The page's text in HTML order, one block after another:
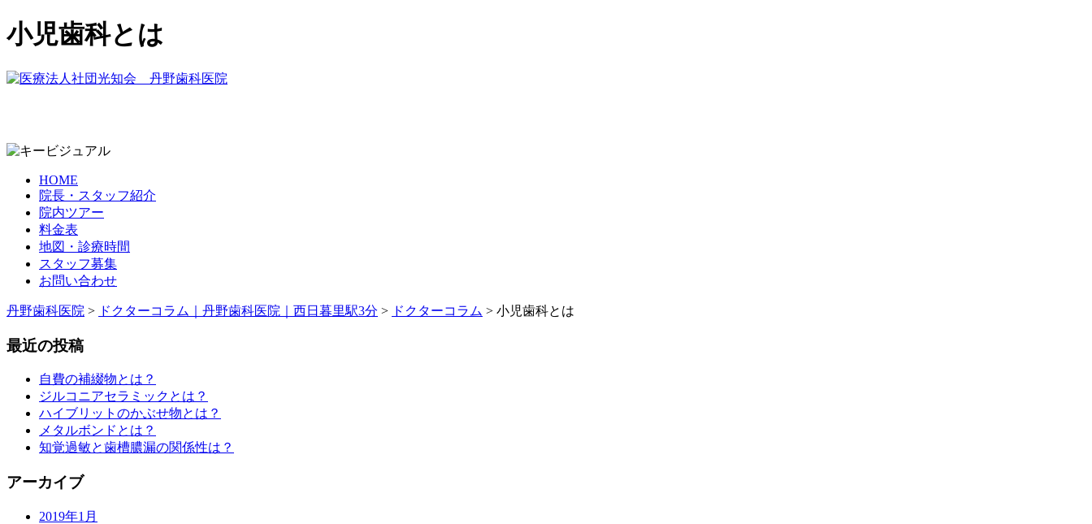
小児歯科とは
HOME
院長・スタッフ紹介
院内ツアー
料金表
地図・診療時間
スタッフ募集
お問い合わせ
丹野歯科医院 > ドクターコラム｜丹野歯科医院｜西日暮里駅3分 > ドクターコラム > 小児歯科とは
最近の投稿
自費の補綴物とは？
ジルコニアセラミックとは？
ハイブリットのかぶせ物とは？
メタルボンドとは？
知覚過敏と歯槽膿漏の関係性は？
アーカイブ
2019年1月